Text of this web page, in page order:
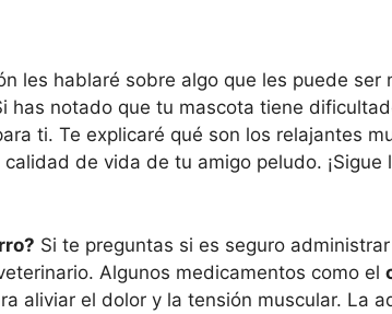
les hablaré sobre algo que les puede
has notado que tu mascota tiene
ti. Te explicaré qué son los relajantes
de vida de tu amigo peludo. ¡Sigue
Si te preguntas si es seguro
Algunos medicamentos como el
aliviar el dolor y la tensión muscular. La